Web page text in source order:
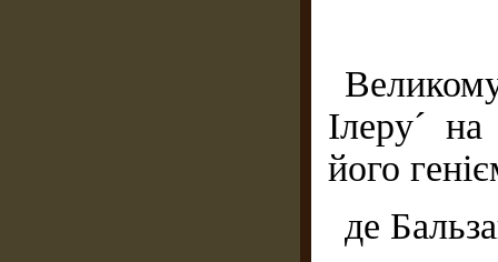
Ілеру´
його
де